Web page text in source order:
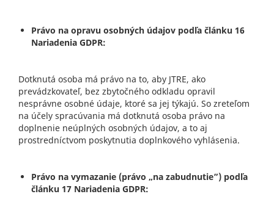
Právo na opravu osobných údajov podľa článku 16
Nariadenia GDPR:
Dotknutá osoba má právo na to, aby JTRE, ako
prevádzkovateľ, bez zbytočného odkladu opravil
nesprávne osobné údaje, ktoré sa jej týkajú. So zreteľom
na účely spracúvania má dotknutá osoba právo na
doplnenie neúplných osobných údajov, a to aj
prostredníctvom poskytnutia doplnkového vyhlásenia.
Právo na vymazanie (právo „na zabudnutie”) podľa
článku 17 Nariadenia GDPR: